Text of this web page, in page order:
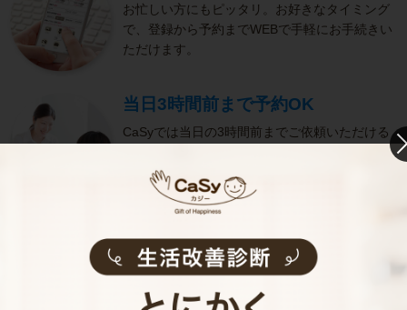
お忙しい方にもピッタリ。お好きなタイミング
で、登録から予約までWEBで手軽にお手続きい
ただけます。
当日3時間前まで予約OK
CaSyでは当日の3時間前までご依頼いただける
方にも便利です。
選考をクリアし、研修を修了したキャストがサ
ービスを実施。お客様のご要望に沿ったきめ細
やかなサービスで、健やかな生活をサポートし